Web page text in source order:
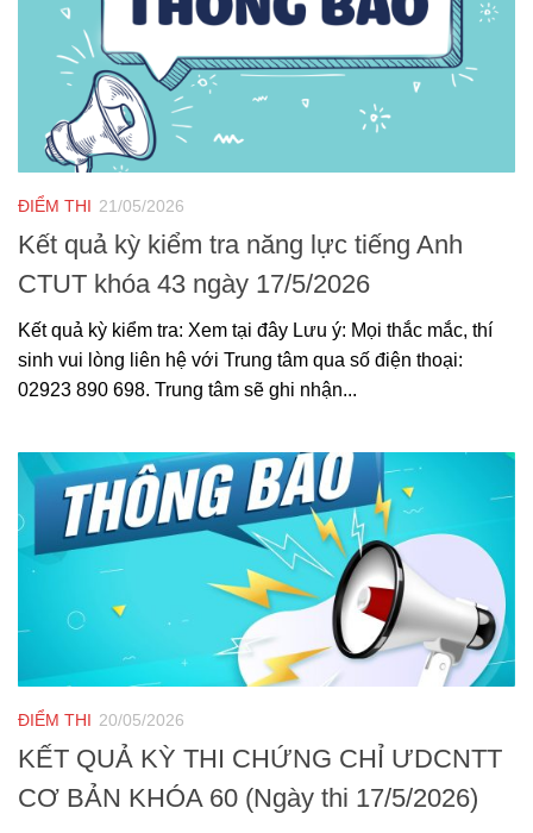
ĐIỂM THI 21/05/2026
Kết quả kỳ kiểm tra năng lực tiếng Anh
CTUT khóa 43 ngày 17/5/2026
Kết quả kỳ kiểm tra: Xem tại đây Lưu ý: Mọi thắc mắc, thí
sinh vui lòng liên hệ với Trung tâm qua số điện thoại:
02923 890 698. Trung tâm sẽ ghi nhận...
ĐIỂM THI 20/05/2026
KẾT QUẢ KỲ THI CHỨNG CHỈ ƯDCNTT
CƠ BẢN KHÓA 60 (Ngày thi 17/5/2026)